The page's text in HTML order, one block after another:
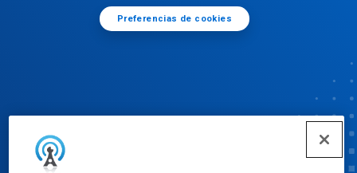
Preferencias de cookies